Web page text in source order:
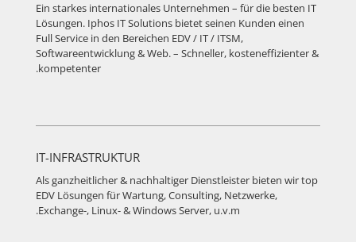
Ein starkes internationales Unternehmen – für die besten IT
Lösungen. Iphos IT Solutions bietet seinen Kunden einen
Full Service in den Bereichen EDV / IT / ITSM,
Softwareentwicklung & Web. – Schneller, kosteneffizienter &
kompetenter.
IT-INFRASTRUKTUR
Als ganzheitlicher & nachhaltiger Dienstleister bieten wir top
EDV Lösungen für Wartung, Consulting, Netzwerke,
Exchange-, Linux- & Windows Server, u.v.m.